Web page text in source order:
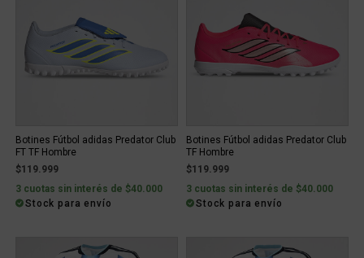
Botines Fútbol adidas Predator Club
FT TF Hombre
$119.999
3 cuotas sin interés de $40.000
Stock para envío
Botines Fútbol adidas Predator Club
TF Hombre
$119.999
3 cuotas sin interés de $40.000
Stock para envío